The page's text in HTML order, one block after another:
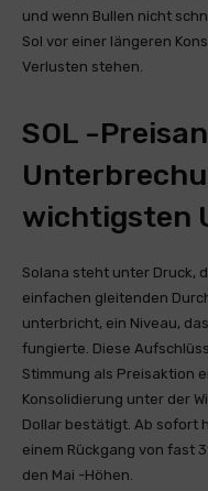
und wenn Bullen nicht
Sol vor einer längeren
Verlusten stehen.
SOL -
wichtigsten
Solana steht unter Druck,
einfachen gleitenden
unterbricht, ein Niveau,
fungierte. Diese
Stimmung als Preisaktion
Konsolidierung unter der
Dollar bestätigt. Ab sofort
einem Rückgang von fast
den Mai -Höhen.